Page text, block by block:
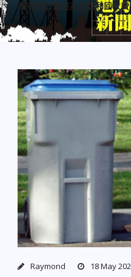
聖荷西計畫提高垃圾和回收費
Raymond 18 May